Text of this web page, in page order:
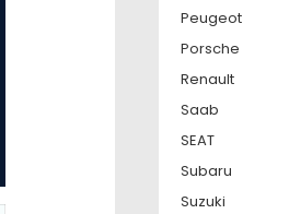
Peugeot
Porsche
Renault
Saab
SEAT
Subaru
Suzuki